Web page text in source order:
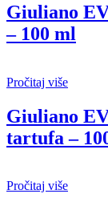
Giuliano
– 100 ml
Pročitaj više
Giuliano
tartufa –
Pročitaj više